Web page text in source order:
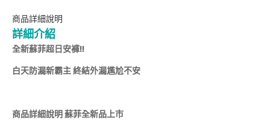
商品詳細說明
詳細介紹
全新蘇菲超日安褲!!
白天防漏新霸主 終結外漏尷尬不安
商品詳細說明 蘇菲全新品上市